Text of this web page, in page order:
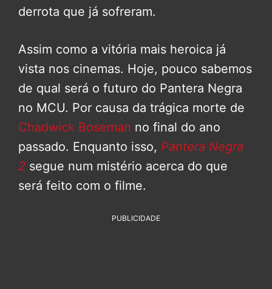
derrota que já sofreram.
Assim como a vitória mais heroica já
vista nos cinemas. Hoje, pouco sabemos
de qual será o futuro do Pantera Negra
no MCU. Por causa da trágica morte de
Chadwick Boseman no final do ano
passado. Enquanto isso, Pantera Negra
2 segue num mistério acerca do que
será feito com o filme.
PUBLICIDADE